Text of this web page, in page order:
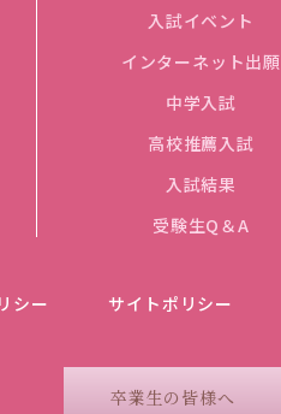
入試イベント
インターネット出願
中学入試
高校推薦入試
入試結果
受験生Q＆A
シー サイトポリシー
卒業生の皆様へ